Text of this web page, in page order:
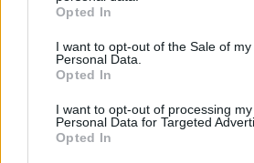
Opted In
I want to opt-out of the Sale of my
Personal Data.
Opted In
I want to opt-out of processing my
Personal Data for Targeted
Opted In